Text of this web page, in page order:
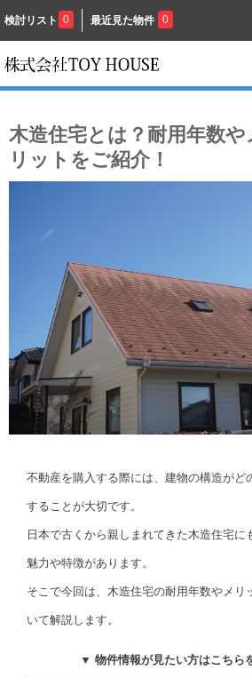
検討リスト 0 最近見た物件 0
木造住宅とは？耐用年数
リットをご紹介！
不動産を購入する際には、建物の構造がど
することが大切です。
日本で古くから親しまれてきた木造住宅に
魅力や特徴があります。
そこで今回は、木造住宅の耐用年数やメリ
いて解説します。
▼ 物件情報が見たい方はこちら